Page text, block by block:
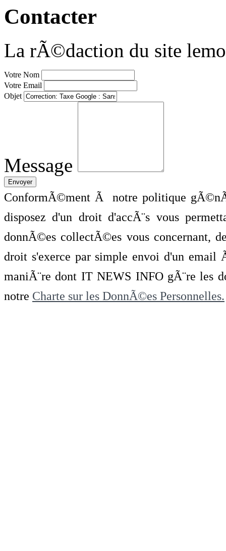
Contacter
La rÃ©daction du site
Votre Nom
Votre Email
Objet
Message
ConformÃ©ment Ã notre politique
disposez d'un droit d'accÃ¨s vous
donnÃ©es collectÃ©es vous concernant,
droit s'exerce par simple envoi d'un
maniÃ¨re dont IT NEWS INFO gÃ¨re les
notre Charte sur les DonnÃ©es Personnelles.